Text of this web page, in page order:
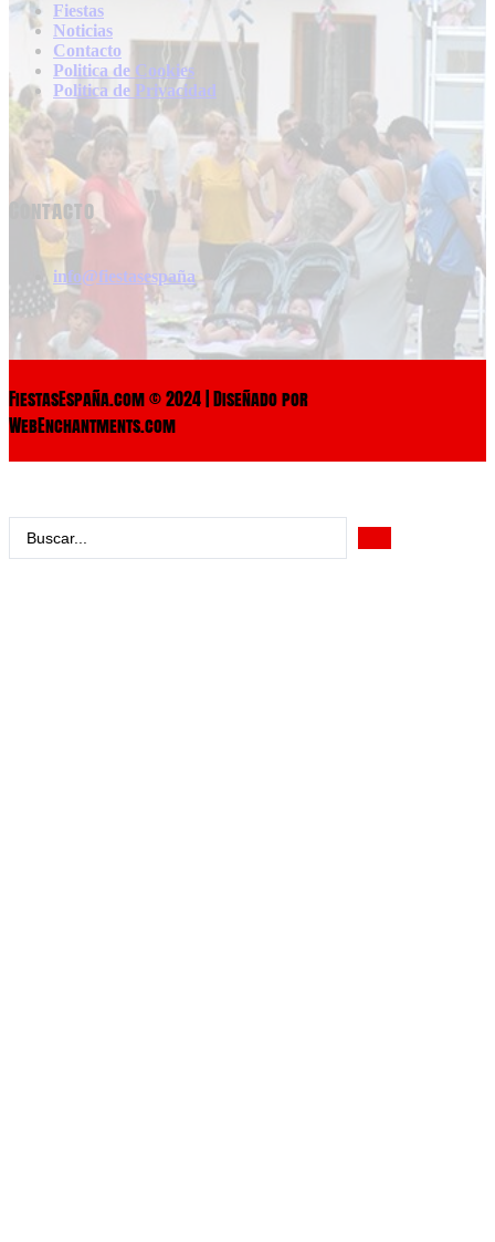
Fiestas
Noticias
Contacto
Politica de Cookies
Politica de Privacidad
Contacto
info@fiestasespaña
FiestasEspaña.com © 2024 | Diseñado por
WebEnchantments.com